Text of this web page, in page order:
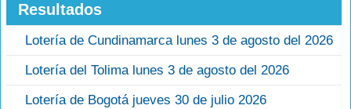
Resultados
Lotería de Cundinamarca lunes 3 de agosto del 2026
Lotería del Tolima lunes 3 de agosto del 2026
Lotería de Bogotá jueves 30 de julio 2026